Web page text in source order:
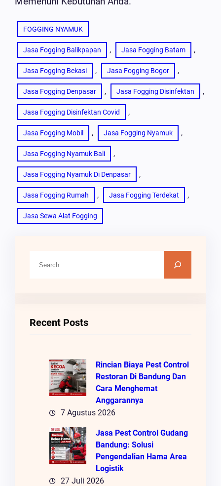
FOGGING NYAMUK
Jasa Fogging Balikpapan , Jasa Fogging Batam ,
Jasa Fogging Bekasi , Jasa Fogging Bogor ,
Jasa Fogging Denpasar , Jasa Fogging Disinfektan ,
Jasa Fogging Disinfektan Covid ,
Jasa Fogging Mobil , Jasa Fogging Nyamuk ,
Jasa Fogging Nyamuk Bali ,
Jasa Fogging Nyamuk Di Denpasar ,
Jasa Fogging Rumah , Jasa Fogging Terdekat ,
Jasa Sewa Alat Fogging
Recent Posts
Rincian Biaya Pest Control
Restoran Di Bandung Dan
Cara Menghemat
Anggarannya
7 Agustus 2026
Jasa Pest Control Gudang
Bandung: Solusi
Pengendalian Hama Area
Logistik
27 Juli 2026